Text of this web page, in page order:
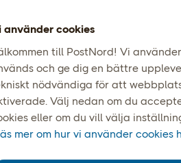
delårsrapporter,
använder cookies
till PostNord! Vi
och ge dig en bättre
nödvändiga för att
Välj nedan om du
eller om du vill välja
mer om hur vi använder cookies